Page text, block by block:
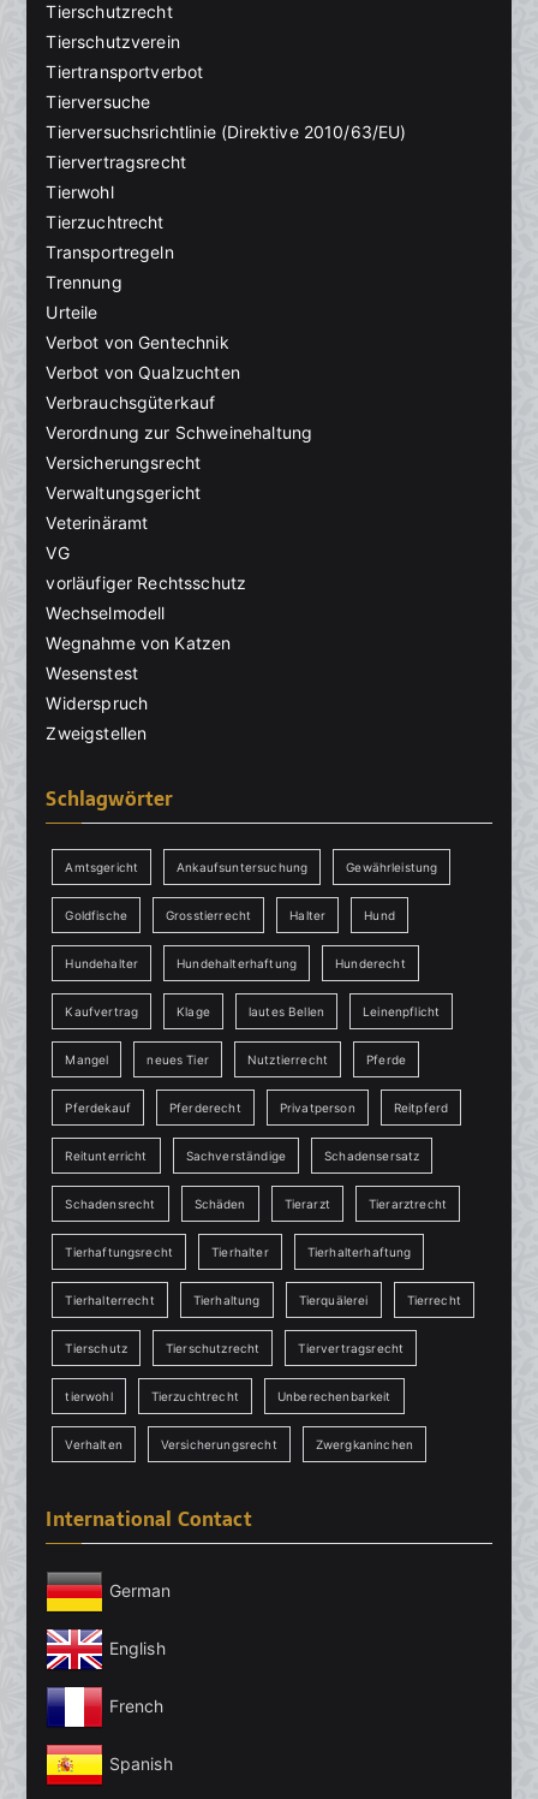
Tierschutzrecht
Tierschutzverein
Tiertransportverbot
Tierversuche
Tierversuchsrichtlinie (Direktive 2010/63/EU)
Tiervertragsrecht
Tierwohl
Tierzuchtrecht
Transportregeln
Trennung
Urteile
Verbot von Gentechnik
Verbot von Qualzuchten
Verbrauchsgüterkauf
Verordnung zur Schweinehaltung
Versicherungsrecht
Verwaltungsgericht
Veterinäramt
VG
vorläufiger Rechtsschutz
Wechselmodell
Wegnahme von Katzen
Wesenstest
Widerspruch
Zweigstellen
Schlagwörter
Amtsgericht Ankaufsuntersuchung Gewährleistung
Goldfische Grosstierrecht Halter Hund
Hundehalter Hundehalterhaftung Hunderecht
Kaufvertrag Klage lautes Bellen Leinenpflicht
Mangel neues Tier Nutztierrecht Pferde
Pferdekauf Pferderecht Privatperson Reitpferd
Reitunterricht Sachverständige Schadensersatz
Schadensrecht Schäden Tierarzt Tierarztrecht
Tierhaftungsrecht Tierhalter Tierhalterhaftung
Tierhalterrecht Tierhaltung Tierquälerei Tierrecht
Tierschutz Tierschutzrecht Tiervertragsrecht
tierwohl Tierzuchtrecht Unberechenbarkeit
Verhalten Versicherungsrecht Zwergkaninchen
International Contact
German
English
French
Spanish